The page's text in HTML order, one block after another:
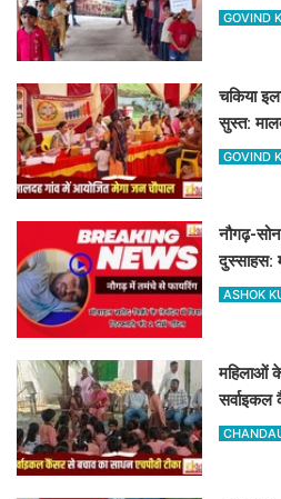
के गांवों में
GOVIND K
चकिया
सुस्त:
पहुंचे बड़े
GOVIND K
नौगढ़-
दुस्साहस:
फायरिंग,
ASHOK
महिलाओं
HPV का